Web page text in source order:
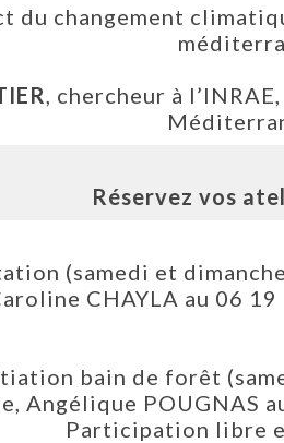
du changement
, chercheur à
Réservez vos
(samedi et
CHAYLA au 06
bain de forêt
Angélique POUGNAS
Participation libre